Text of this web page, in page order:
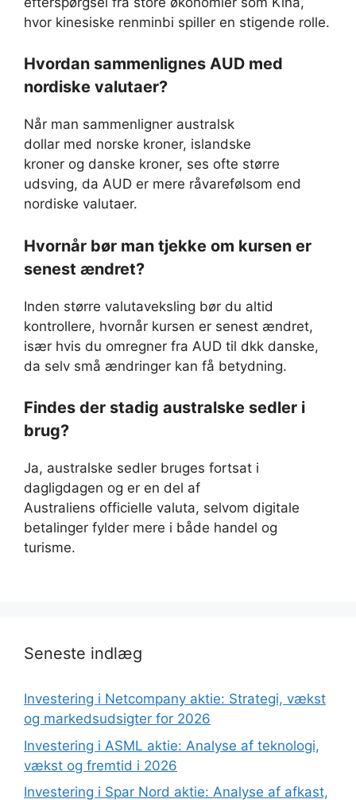
hvor kinesiske renminbi spiller en stigende rolle.
Hvordan sammenlignes AUD med
nordiske valutaer?
Når man sammenligner australsk
dollar med norske kroner, islandske
kroner og danske kroner, ses ofte større
udsving, da AUD er mere råvarefølsom end
nordiske valutaer.
Hvornår bør man tjekke om kursen er
senest ændret?
Inden større valutaveksling bør du altid
kontrollere, hvornår kursen er senest ændret,
især hvis du omregner fra AUD til dkk danske,
da selv små ændringer kan få betydning.
Findes der stadig australske sedler i
brug?
Ja, australske sedler bruges fortsat i
dagligdagen og er en del af
Australiens officielle valuta, selvom digitale
betalinger fylder mere i både handel og
turisme.
Seneste indlæg
Investering i Netcompany aktie: Strategi, vækst
og markedsudsigter for 2026
Investering i ASML aktie: Analyse af teknologi,
vækst og fremtid i 2026
Investering i Spar Nord aktie: Analyse af afkast,